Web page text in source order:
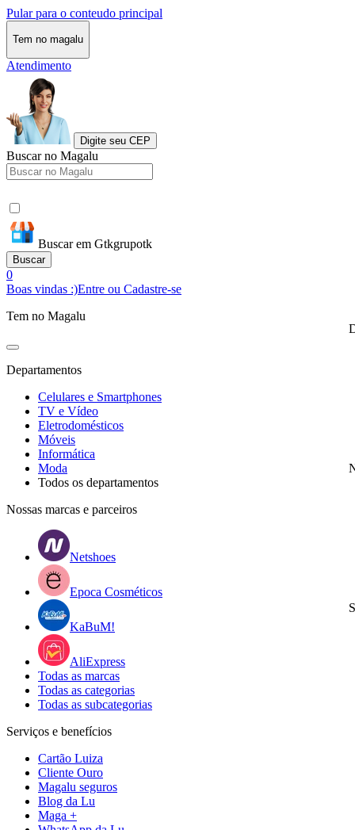
Pular para o conteudo principal
Tem no magalu
Atendimento
Digite seu CEP
Buscar no Magalu
Buscar em Gtkgrupotk
Buscar
0
Boas vindas :)Entre ou Cadastre-se
Tem no Magalu
Departamentos
Celulares e Smartphones
TV e Vídeo
Eletrodomésticos
Móveis
Informática
Moda
Todos os departamentos
Nossas marcas e parceiros
Netshoes
Epoca Cosméticos
KaBuM!
AliExpress
Todas as marcas
Todas as categorias
Todas as subcategorias
Serviços e benefícios
Cartão Luiza
Cliente Ouro
Magalu seguros
Blog da Lu
Maga +